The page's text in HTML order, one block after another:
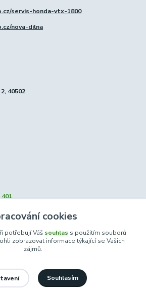
servis-honda-vtx-1800
nova-dilna
40502
cookies
potřebují Váš souhlas s použitím souborů
zobrazovat informace týkající se Vašich
zájmů.
Souhlasím